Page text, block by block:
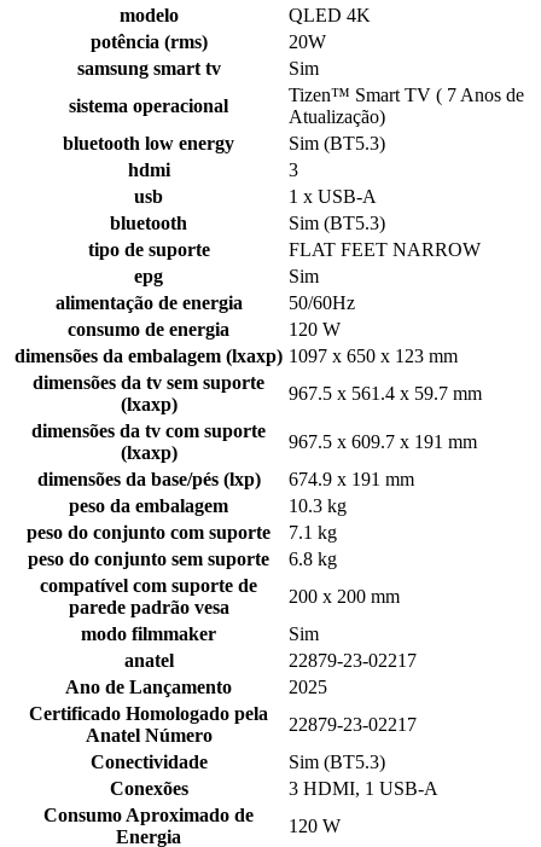
modelo
QLED 4K
potência (rms)
20W
samsung smart tv
Sim
sistema operacional
Tizen™ Smart TV ( 7 Anos de
Atualização)
bluetooth low energy
Sim (BT5.3)
hdmi
3
usb
1 x USB-A
bluetooth
Sim (BT5.3)
tipo de suporte
FLAT FEET NARROW
epg
Sim
alimentação de energia
50/60Hz
consumo de energia
120 W
dimensões da embalagem (lxaxp) 1097 x 650 x 123 mm
dimensões da tv sem suporte
(lxaxp)
967.5 x 561.4 x 59.7 mm
dimensões da tv com suporte
(lxaxp)
967.5 x 609.7 x 191 mm
dimensões da base/pés (lxp)
674.9 x 191 mm
peso da embalagem
10.3 kg
peso do conjunto com suporte
7.1 kg
peso do conjunto sem suporte
6.8 kg
compatível com suporte de
parede padrão vesa
200 x 200 mm
modo filmmaker
Sim
anatel
22879-23-02217
Ano de Lançamento
2025
Certificado Homologado pela
Anatel Número
22879-23-02217
Conectividade
Sim (BT5.3)
Conexões
3 HDMI, 1 USB-A
Consumo Aproximado de
Energia
120 W